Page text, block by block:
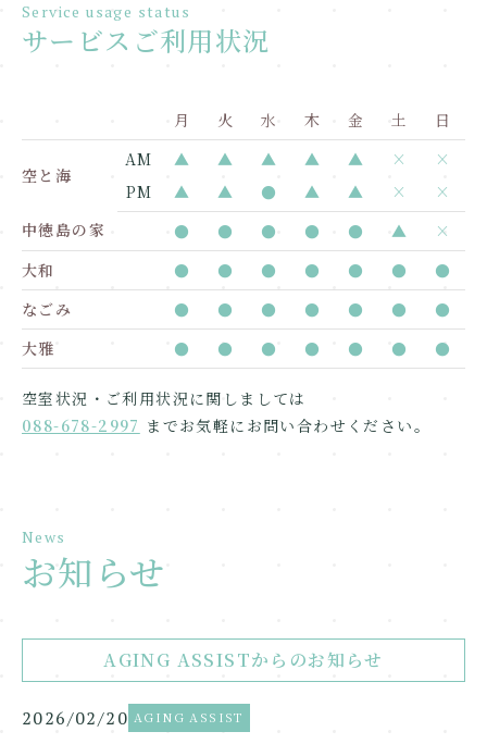
Service usage status
サービスご利用状況
月 火 水 木 金 土 日
空と海
AM ▲ ▲ ▲ ▲ ▲ ×
×
PM
▲ ▲ ● ▲ ▲ ×
×
中徳島の家
● ● ● ● ● ▲
×
大和
● ● ● ● ● ●
●
なごみ
● ● ● ● ● ●
●
大雅
● ● ● ● ● ● ●
空室状況・ご利用状況に関しましては
088-678-2997 までお気軽にお問い合わせください。
News
お知らせ
AGING ASSISTからのお知らせ
2026/02/20 AGING ASSIST